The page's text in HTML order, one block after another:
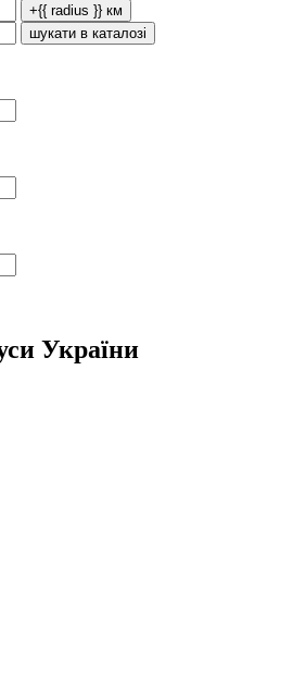
+{{ radius }} км
шукати в каталозі
України